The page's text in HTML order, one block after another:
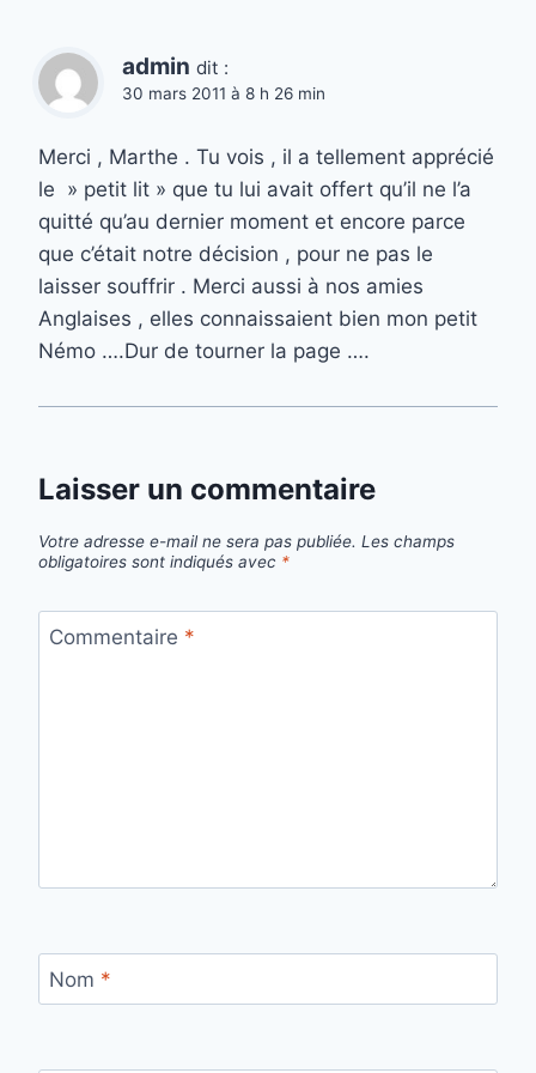
admin dit :
30 mars 2011 à 8 h 26 min
Merci , Marthe . Tu vois , il a tellement apprécié
le » petit lit » que tu lui avait offert qu’il ne l’a
quitté qu’au dernier moment et encore parce
que c’était notre décision , pour ne pas le
laisser souffrir . Merci aussi à nos amies
Anglaises , elles connaissaient bien mon petit
Némo ….Dur de tourner la page ….
Laisser un commentaire
Votre adresse e-mail ne sera pas publiée. Les champs
obligatoires sont indiqués avec *
Commentaire *
Nom *